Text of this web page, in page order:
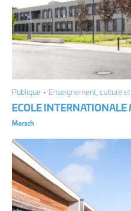
Publique • Enseignement, culture
ECOLE
Mersch